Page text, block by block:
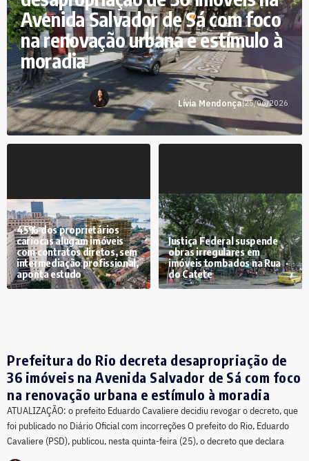
Avenida Salvador de Sá com foco
na renovação urbana e estímulo à
moradia
Lívia Mendonça|25/06/2026
45% dos proprietários
cariocas alugam imóveis
com contratos diretos, sem
intermediação profissional,
aponta estudo
Justiça Federal suspende
obras irregulares em
imóveis tombados na Rua
do Catete
Prefeitura do Rio decreta desapropriação de
36 imóveis na Avenida Salvador de Sá com foco
na renovação urbana e estímulo à moradia
ATUALIZAÇÃO: o prefeito Eduardo Cavaliere decidiu revogar o decreto, que
foi publicado no Diário Oficial com incorreções O prefeito do Rio, Eduardo
Cavaliere (PSD), publicou, nesta quinta-feira (25), o decreto que declara